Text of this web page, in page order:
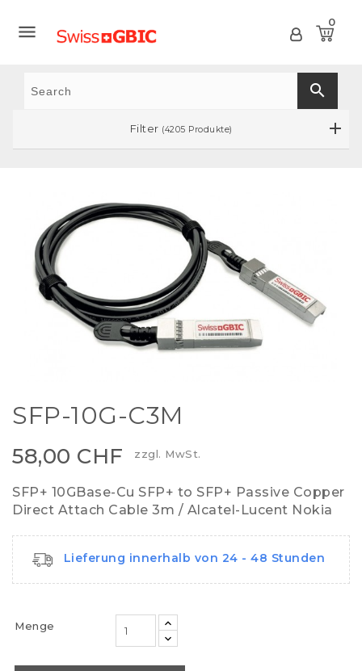
 0
search
Filter (4205 Produkte)
SFP-10G-C3M
58,00 CHF zzgl. MwSt.
SFP+ 10GBase-Cu SFP+ to SFP+ Passive Copper
Direct Attach Cable 3m / Alcatel-Lucent Nokia
Lieferung innerhalb von 24 - 48 Stunden
Menge